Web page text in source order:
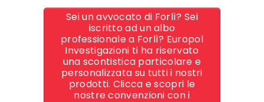
Sei un avvocato di Forlì? Sei
iscritto ad un albo
professionale a Forlì? Europol
Investigazioni ti ha riservato
una scontistica particolare e
personalizzata su tutti i nostri
prodotti. Clicca e scopri le
nostre convenzioni con i